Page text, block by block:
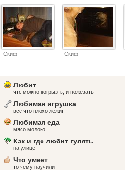
Скиф Скиф
Любит
что можно погрызть, и пожевать
Любимая игрушка
всё что плохо лежит
Любимая еда
мясо молоко
Как и где любит гулять
на улице
Что умеет
то чему научили